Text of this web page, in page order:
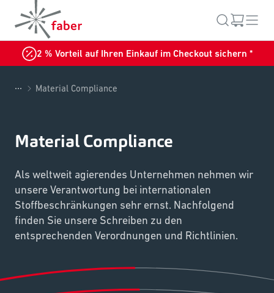
2 % Vorteil auf Ihren Einkauf im Checkout sichern *
... Material Compliance
Material Compliance
Als weltweit agierendes Unternehmen nehmen wir
unsere Verantwortung bei internationalen
Stoffbeschränkungen sehr ernst. Nachfolgend
finden Sie unsere Schreiben zu den
entsprechenden Verordnungen und Richtlinien.